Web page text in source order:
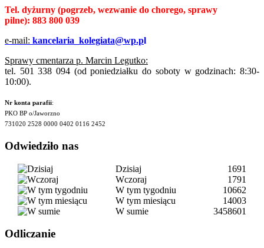
Tel. dyżurny (pogrzeb, wezwanie do chorego, sprawy
pilne): 883 800 039
e-mail: kancelaria_kolegiata@wp.pl
Sprawy cmentarza p. Marcin Legutko:
tel. 501 338 094 (od poniedziałku do soboty w godzinach: 8:30-
10:00).
Nr konta parafii:
PKO BP o/Jaworzno
731020 2528 0000 0402 0116 2452
Odwiedziło nas
Dzisiaj
1691
Wczoraj
1791
W tym tygodniu
10662
W tym miesiącu
14003
W sumie
3458601
Odliczanie